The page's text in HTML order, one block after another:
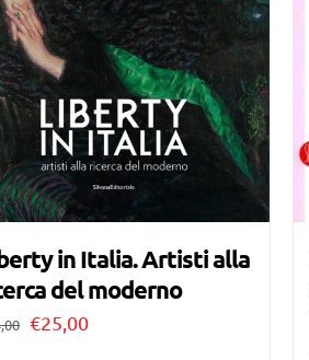
in Italia. Artisti alla
del moderno
Il
€25,00Il